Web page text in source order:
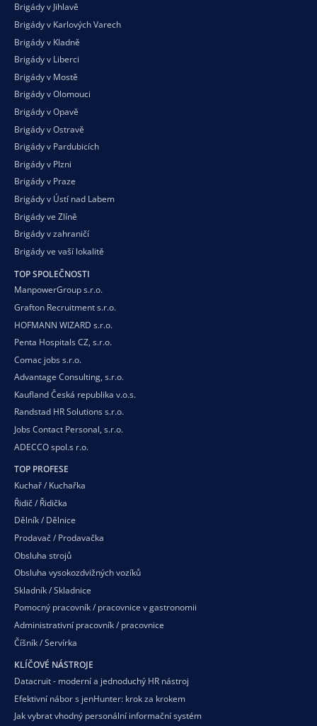
Brigády v Jihlavě
Brigády v Karlových Varech
Brigády v Kladně
Brigády v Liberci
Brigády v Mostě
Brigády v Olomouci
Brigády v Opavě
Brigády v Ostravě
Brigády v Pardubicích
Brigády v Plzni
Brigády v Praze
Brigády v Ústí nad Labem
Brigády ve Zlíně
Brigády v zahraničí
Brigády ve vaší lokalitě
TOP SPOLEČNOSTI
ManpowerGroup s.r.o.
Grafton Recruitment s.r.o.
HOFMANN WIZARD s.r.o.
Penta Hospitals CZ, s.r.o.
Comac jobs s.r.o.
Advantage Consulting, s.r.o.
Kaufland Česká republika v.o.s.
Randstad HR Solutions s.r.o.
Jobs Contact Personal, s.r.o.
ADECCO spol.s r.o.
TOP PROFESE
Kuchař / Kuchařka
Řidič / Řidička
Dělník / Dělnice
Prodavač / Prodavačka
Obsluha strojů
Obsluha vysokozdvižných vozíků
Skladník / Skladnice
Pomocný pracovník / pracovnice v gastronomii
Administrativní pracovník / pracovnice
Číšník / Servírka
KLÍČOVÉ NÁSTROJE
Datacruit - moderní a jednoduchý HR nástroj
Efektivní nábor s jenHunter: krok za krokem
Jak vybrat vhodný personální informační systém